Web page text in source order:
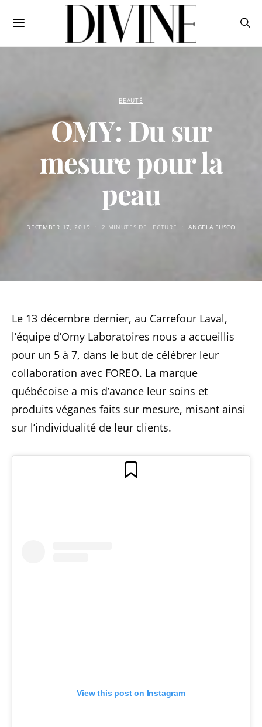
BEAUTÉ
OMY: Du sur
mesure pour la
peau
DECEMBER 17, 2019 2 MINUTES DE LECTURE ANGELA FUSCO
Le 13 décembre dernier, au Carrefour Laval,
l’équipe d’Omy Laboratoires nous a accueillis
pour un 5 à 7, dans le but de célébrer leur
collaboration avec FOREO. La marque
québécoise a mis d’avance leur soins et
produits véganes faits sur mesure, misant ainsi
sur l’individualité de leur clients.
View this post on Instagram